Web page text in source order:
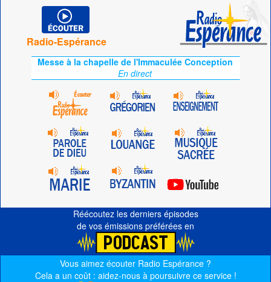
Radio-Espérance
Messe à la chapelle de l'Immaculée Conception
En direct
Réécoutez les derniers épisodes
de vos émissions préférées en
Vous aimez écouter Radio Espérance ?
Cela a un coût : aidez-nous à poursuivre ce service !